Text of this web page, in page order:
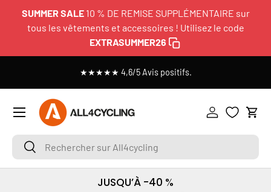
SUMMER SALE10 % DE REMISE SUPPLÉMENTAIRE sur
tous les vêtements et accessoires ! Utilisez le code
EXTRASUMMER26
★★★★★ 4,6/5 Avis positifs.
Rechercher sur All4cycling
Rechercher
Se connecter
Menu
JUSQU’À -40 %